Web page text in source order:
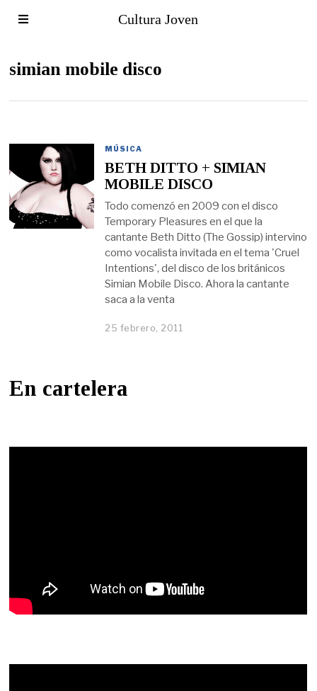
Cultura Joven
simian mobile disco
MÚSICA
BETH DITTO + SIMIAN
MOBILE DISCO
Todo comenzó en 2009 con el disco
Temporary Pleasures en el que la
cantante Beth Ditto (The Gossip) intervino
como vocalista invitada en el tema 'Cruel
Intentions', del disco de los británicos
Simian Mobile Disco. Ahora la cantante
saca a la venta
25 febrero, 2011
En cartelera